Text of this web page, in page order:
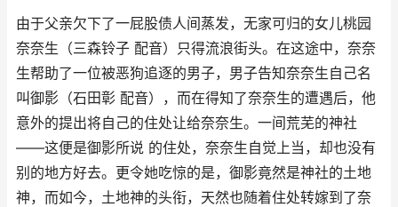
由于父亲欠下了一屁股债人间蒸发，无家可归的女儿桃园
奈奈生（三森铃子 配音）只得流浪街头。在这途中，奈奈
生帮助了一位被恶狗追逐的男子，男子告知奈奈生自己名
叫御影（石田彰 配音），而在得知了奈奈生的遭遇后，他
意外的提出将自己的住处让给奈奈生。一间荒芜的神社
——这便是御影所说 的住处，奈奈生自觉上当，却也没有
别的地方好去。更令她吃惊的是，御影竟然是神社的土地
神，而如今，土地神的头衔，天然也随着住处转嫁到了奈